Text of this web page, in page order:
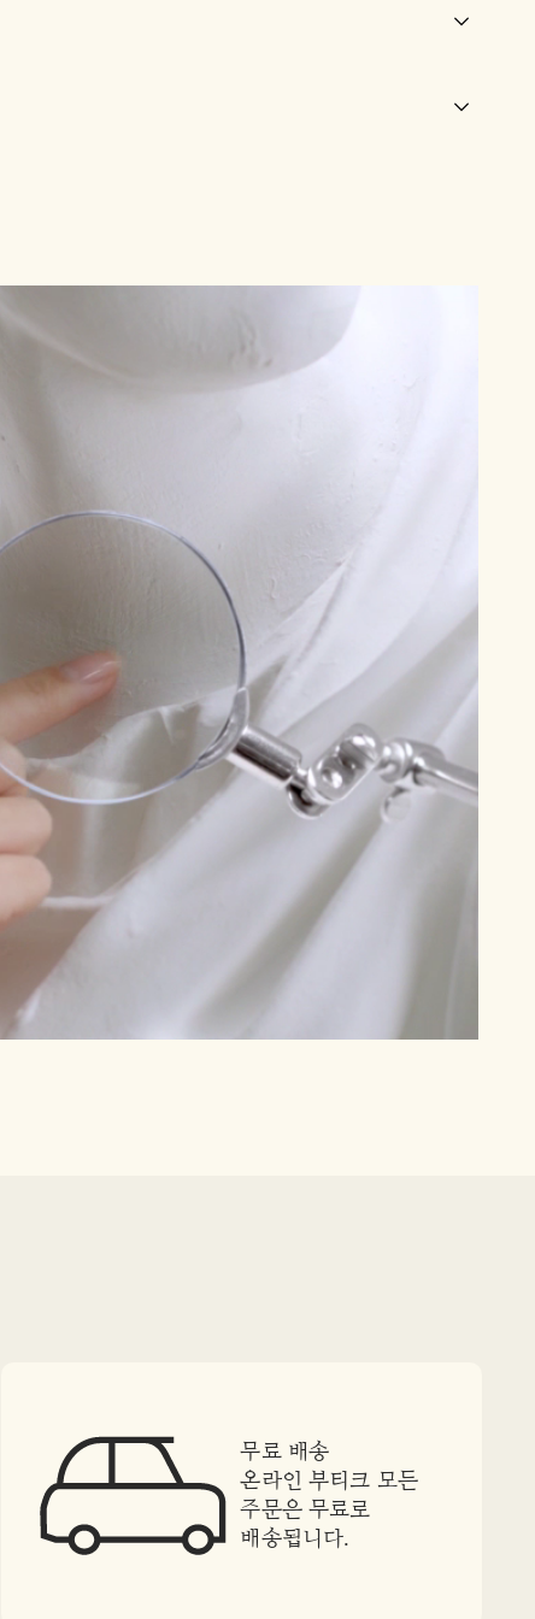
무료 배송
온라인 부티크 모든
주문은 무료로
배송됩니다.